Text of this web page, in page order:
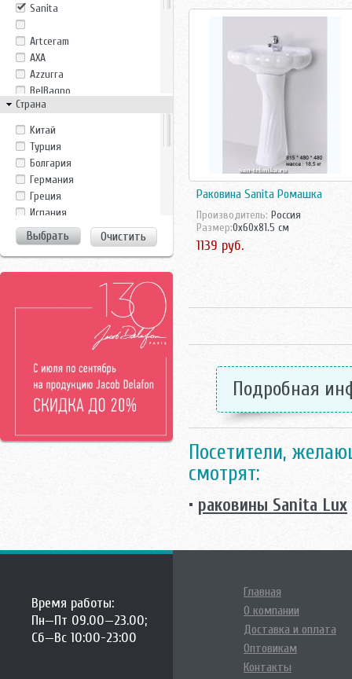
Sanita
Artceram
AXA
Azzurra
BelBagno
Duravit
Gala
Gsi
Gustavsberg
Ideal Standard
Ido
Ifo
Jacob Delafon
Jika
Laufen
Noken
Roca
Rosa
Sanela
Santek
Vitra Акция
Страна
Kитай
Tурция
Болгария
Германия
Греция
Испания
Италия
Китай
Росcия
Финляндия
Чехия/Россия
Швецария
Швеция
Очистить
Раковина Sanita Ромашка
Производитель: Россия
Размер:0x60x81.5 см
1139 руб.
Подробная
Посетители,
смотрят:
• раковины Sanita Lux
Время работы:
Пн—Пт 09.00—23.00;
Сб—Вс 10:00-23:00
Главная
О компании
Доставка и оплата
Оптовикам
Контакты